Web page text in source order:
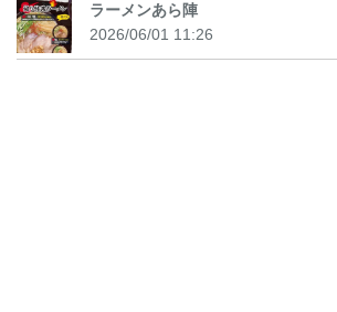
ラーメンあら陣
2026/06/01 11:26